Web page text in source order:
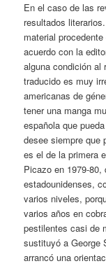
En el caso de las
resultados
material
acuerdo con la
alguna condición al
traducido es muy
americanas de
tener una manga
española que
desee siempre que
es el de la primera
Picazo en 1979-
estadounidenses,
varios niveles,
varios años en
pestilentes casi de
sustituyó a George
arrancó una